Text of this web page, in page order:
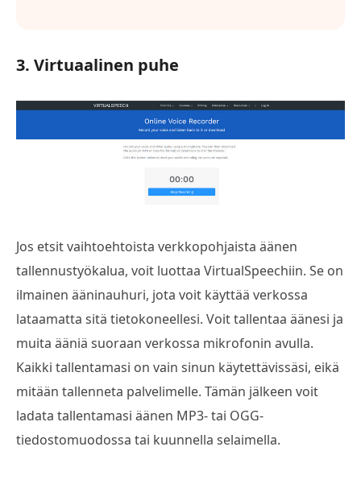
3. Virtuaalinen puhe
Jos etsit vaihtoehtoista verkkopohjaista äänen
tallennustyökalua, voit luottaa VirtualSpeechiin. Se on
ilmainen ääninauhuri, jota voit käyttää verkossa
lataamatta sitä tietokoneellesi. Voit tallentaa äänesi ja
muita ääniä suoraan verkossa mikrofonin avulla.
Kaikki tallentamasi on vain sinun käytettävissäsi, eikä
mitään tallenneta palvelimelle. Tämän jälkeen voit
ladata tallentamasi äänen MP3- tai OGG-
tiedostomuodossa tai kuunnella selaimella.